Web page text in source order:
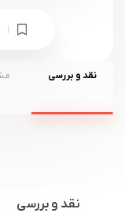
نقد و بررسی
نقد و بررسی